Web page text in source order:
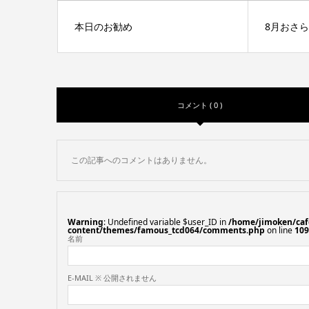
本日のお勧め 8月おさ
コメント ( 0 )
この記事へのコメントはありません。
Warning : Undefined variable $user_ID in/home/jimoken/
content/themes/famous_tcd064/comments.php on line 109
名前
E-MAIL ※ 公開されません